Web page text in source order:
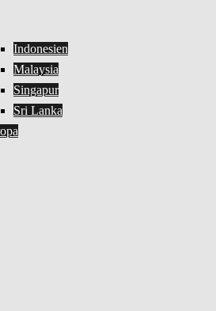
Indonesien
Malaysia
Singapur
Sri Lanka